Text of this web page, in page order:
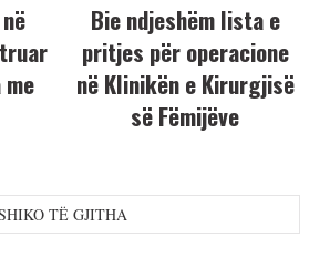
Bie ndjeshëm lista e
pritjes për operacione
në Klinikën e Kirurgjisë
së Fëmijëve
TË GJITHA